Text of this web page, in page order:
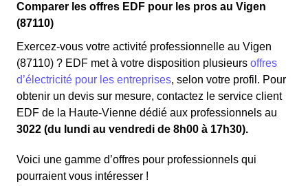
Comparer les offres EDF pour les pros au Vigen
(87110)
Exercez-vous votre activité professionnelle au Vigen
(87110) ? EDF met à votre disposition plusieurs offres
d’électricité pour les entreprises, selon votre profil. Pour
obtenir un devis sur mesure, contactez le service client
EDF de la Haute-Vienne dédié aux professionnels au
3022 (du lundi au vendredi de 8h00 à 17h30).
Voici une gamme d’offres pour professionnels qui
pourraient vous intéresser !